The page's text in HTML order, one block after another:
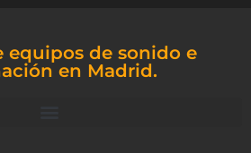
equipos de sonido e
en Madrid.